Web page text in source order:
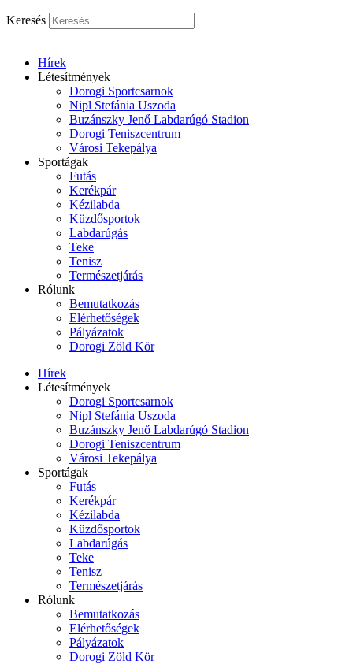
Keresés
Hírek
Létesítmények
Dorogi Sportcsarnok
Nipl Stefánia Uszoda
Buzánszky Jenő Labdarúgó Stadion
Dorogi Teniszcentrum
Városi Tekepálya
Sportágak
Futás
Kerékpár
Kézilabda
Küzdősportok
Labdarúgás
Teke
Tenisz
Természetjárás
Rólunk
Bemutatkozás
Elérhetőségek
Pályázatok
Dorogi Zöld Kör
Hírek
Létesítmények
Dorogi Sportcsarnok
Nipl Stefánia Uszoda
Buzánszky Jenő Labdarúgó Stadion
Dorogi Teniszcentrum
Városi Tekepálya
Sportágak
Futás
Kerékpár
Kézilabda
Küzdősportok
Labdarúgás
Teke
Tenisz
Természetjárás
Rólunk
Bemutatkozás
Elérhetőségek
Pályázatok
Dorogi Zöld Kör